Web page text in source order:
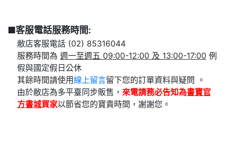
■客服電話服務時間:
敝店客服電話 (02) 85316044
服務時間為 週一至週五 09:00-12:00 及 13:00-17:00 例
假與國定假日公休
其餘時間請使用線上留言
留下您的訂單資料與疑問 。
由於敝店為多平臺同步販售， 來電請務必告知為書寶官
方書城買家以節省您的寶貴時間，謝謝您。